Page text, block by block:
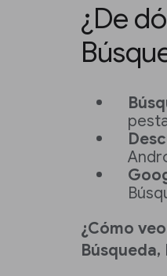
¿De
¿Cómo